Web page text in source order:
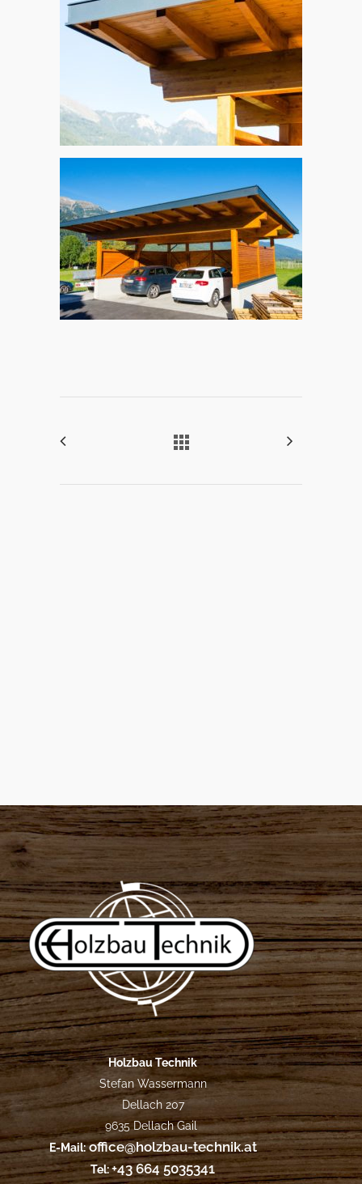
Holzbau Technik
Stefan Wassermann
Dellach 207
9635 Dellach Gail
E-Mail:office@holzbau-technik.at
Tel:+43 664 5035341